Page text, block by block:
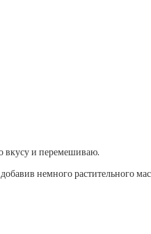
вкусу и перемешиваю.
немного растительного